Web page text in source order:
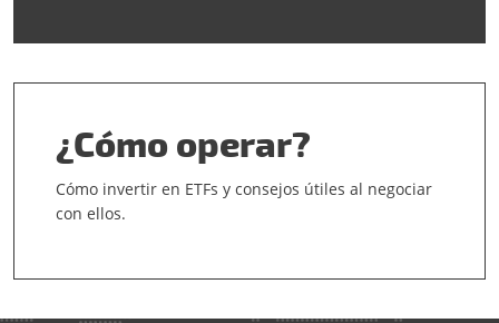
¿Cómo operar?
Cómo invertir en ETFs y consejos útiles al negociar
con ellos.